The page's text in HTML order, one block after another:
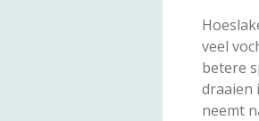
veel
betere
draaien
neemt